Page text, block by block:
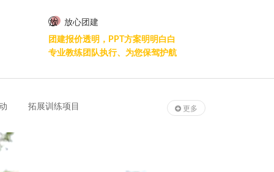
放 放心团建
团建报价透明，PPT方案明明白白
专业教练团队执行、为您保驾护航
拓展训练项目 更多